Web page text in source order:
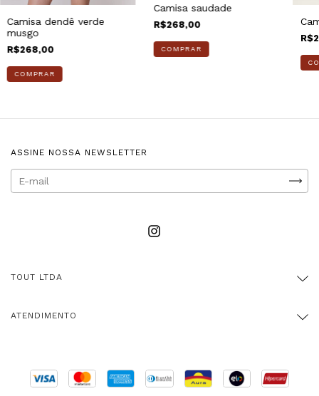
Camisa dendê verde
musgo
R$268,00
COMPRAR
Camisa saudade
R$268,00
COMPRAR
ASSINE NOSSA NEWSLETTER
TOUT LTDA
ATENDIMENTO